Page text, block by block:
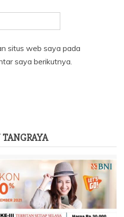
situs web saya pada
saya berikutnya.